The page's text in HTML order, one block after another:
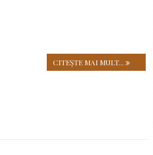
CITEŞTE MAI MULT...